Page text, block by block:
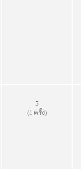
5
(1 ครั้ง)